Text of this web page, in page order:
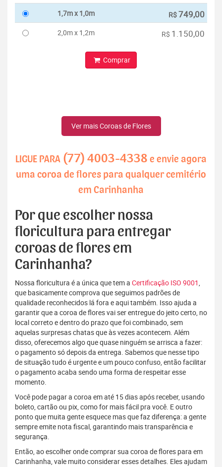
1,7m x 1,0m R$749,00
2,0m x 1,2m R$ 1.150,00
Comprar
Ver mais Coroas de Flores
LIGUE PARA (77) 4003-4338 e envie agora
uma coroa de flores para qualquer cemitério
em Carinhanha
Por que escolher nossa
floricultura para entregar
coroas de flores em
Carinhanha?
Nossa floricultura é a única que tem a Certificação ISO 9001,
que basicamente comprova que seguimos padrões de
qualidade reconhecidos lá fora e aqui também. Isso ajuda a
garantir que a coroa de flores vai ser entregue do jeito certo, no
local correto e dentro do prazo que foi combinado, sem
aquelas surpresas chatas que às vezes acontecem. Além
disso, oferecemos algo que quase ninguém se arrisca a fazer:
o pagamento só depois da entrega. Sabemos que nesse tipo
de situação tudo é urgente e um pouco confuso, então facilitar
o pagamento acaba sendo uma forma de respeitar esse
momento.
Você pode pagar a coroa em até 15 dias após receber, usando
boleto, cartão ou pix, como for mais fácil pra você. E outro
ponto que muita gente esquece mas que faz diferença: a gente
sempre emite nota fiscal, garantindo mais transparência e
segurança.
Então, ao escolher onde comprar sua coroa de flores para em
Carinhanha, vale muito considerar esses detalhes. Eles ajudam